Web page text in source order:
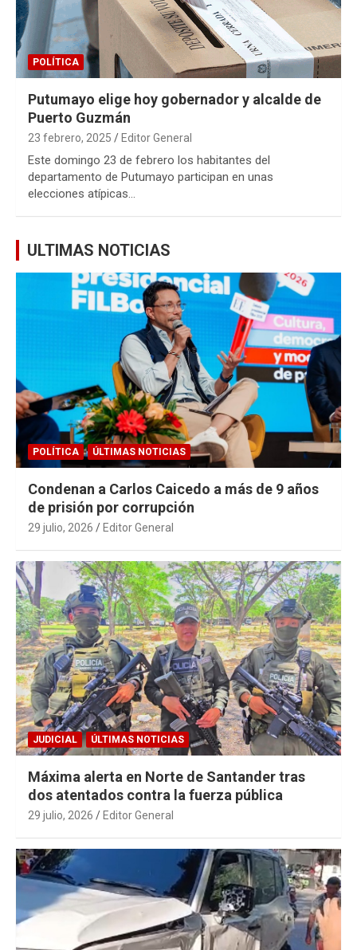
POLÍTICA
Putumayo elige hoy gobernador y alcalde de
Puerto Guzmán
23 febrero, 2025 Editor General
Este domingo 23 de febrero los habitantes del
departamento de Putumayo participan en unas
elecciones atípicas…
ULTIMAS NOTICIAS
POLÍTICA ÚLTIMAS NOTICIAS
Condenan a Carlos Caicedo a más de 9 años
de prisión por corrupción
29 julio, 2026 Editor General
JUDICIAL ÚLTIMAS NOTICIAS
Máxima alerta en Norte de Santander tras
dos atentados contra la fuerza pública
29 julio, 2026 Editor General